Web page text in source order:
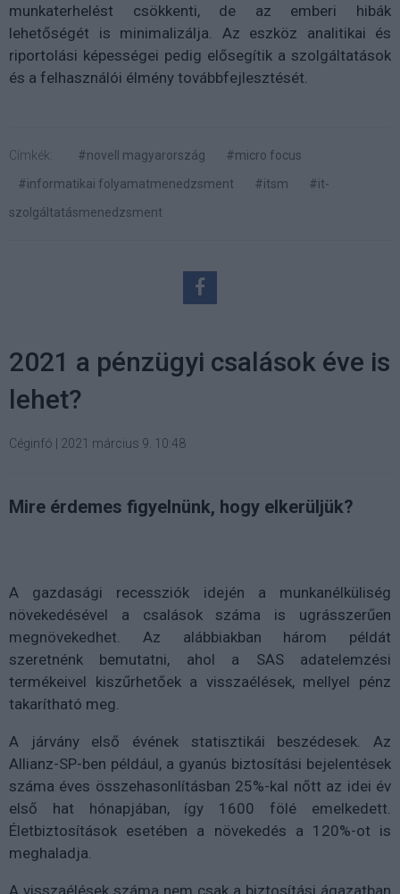
munkaterhelést csökkenti, de az emberi hibák
lehetőségét is minimalizálja. Az eszköz analitikai és
riportolási képességei pedig elősegítik a szolgáltatások
és a felhasználói élmény továbbfejlesztését.
Címkék: #novell magyarország
#micro focus
#informatikai folyamatmenedzsment
#itsm
#it-
szolgáltatásmenedzsment
2021 a pénzügyi csalások éve is
lehet?
Céginfó 2021 március 9. 10:48
Mire érdemes figyelnünk, hogy elkerüljük?
A gazdasági recessziók idején a munkanélküliség
növekedésével a csalások száma is ugrásszerűen
megnövekedhet. Az alábbiakban három példát
szeretnénk bemutatni, ahol a SAS adatelemzési
termékeivel kiszűrhetőek a visszaélések, mellyel pénz
takarítható meg.
A járvány első évének statisztikái beszédesek. Az
Allianz-SP-ben például, a gyanús biztosítási bejelentések
száma éves összehasonlításban 25%-kal nőtt az idei év
első hat hónapjában, így 1600 fölé emelkedett.
Életbiztosítások esetében a növekedés a 120%-ot is
meghaladja.
A visszaélések száma nem csak a biztosítási ágazatban